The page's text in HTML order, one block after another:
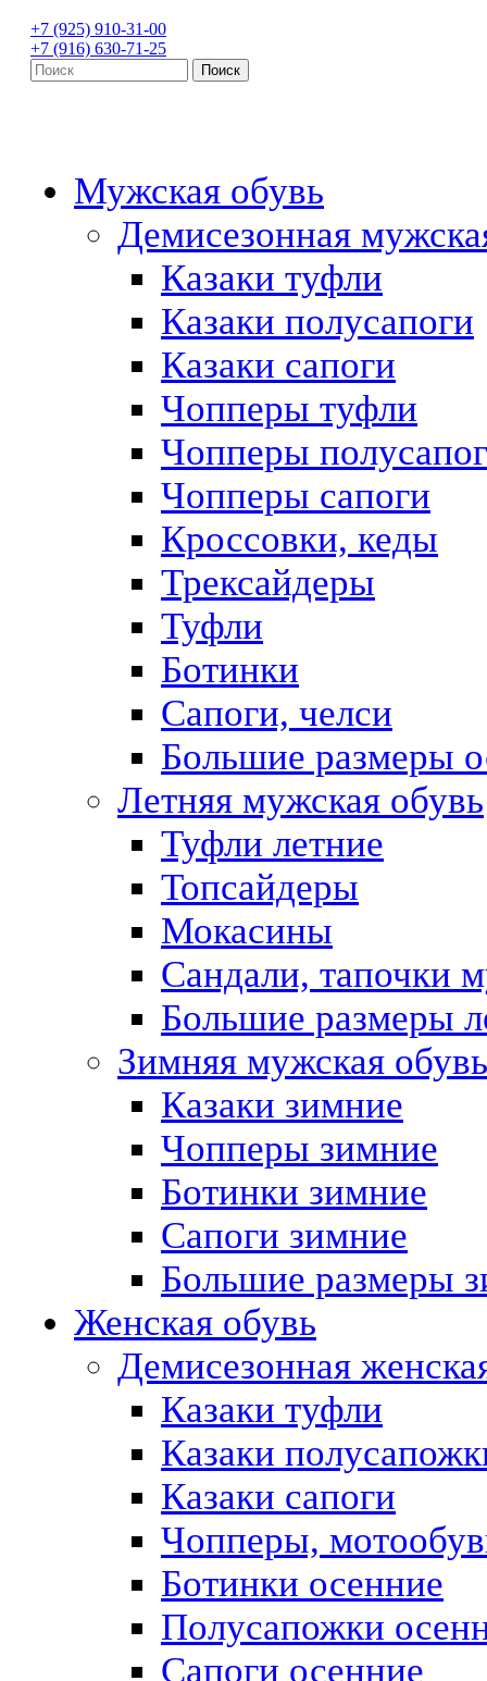
+7 (925) 910-31-00
+7 (916) 630-71-25
Мужская обувь
Демисезонная
Казаки туфли
Казаки полусапоги
Казаки сапоги
Чопперы туфли
Чопперы
Чопперы сапоги
Кроссовки, кеды
Трексайдеры
Туфли
Ботинки
Сапоги, челси
Большие размеры
Летняя мужская обувь
Туфли летние
Топсайдеры
Мокасины
Сандали, тапочки
Большие размеры
Зимняя мужская обувь
Казаки зимние
Чопперы зимние
Ботинки зимние
Сапоги зимние
Большие размеры
Женская обувь
Демисезонная
Казаки туфли
Казаки
Казаки сапоги
Чопперы,
Ботинки осенние
Полусапожки
Сапоги осенние